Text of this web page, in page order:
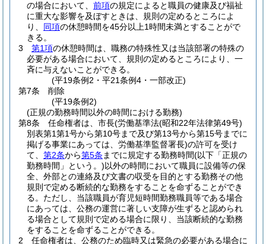
の場合において、 前項の規定によると職員の健康及び福祉
に重大な影響を及ぼすときは、規則の定めるところによ
り、 同項の休憩時間を45分以上1時間未満とすることがで
きる。
3
第1項の休憩時間は、職務の特殊性又は当該部署の特殊の
必要がある場合において、規則の定めるところにより、一
斉に与えないことができる。
(平19条例2・平21条例4・一部改正)
第7条
削除
(平19条例2)
(正規の勤務時間以外の時間における勤務)
第8条
任命権者は、市長(労働基準法(昭和22年法律第49号)
別表第1第1号から第10号まで及び第13号から第15号までに
掲げる事業にあっては、労働基準監督署長)の許可を受け
て、 第2条から第5条 までに規定する勤務時間(以下「正規の
勤務時間」という。)以外の時間において職員に設備等の保
全、外部との連絡及び文書の収受を目的とする勤務その他
規則で定める断続的な勤務をすることを命ずることができ
る。 ただし、当該職員が育児短時間勤務職員等である場合
にあっては、公務の運営に著しい支障が生ずると認められ
る場合として規則で定める場合に限り、当該断続的な勤務
をすることを命ずることができる。
2
任命権者は、公務のため臨時又は緊急の必要がある場合に